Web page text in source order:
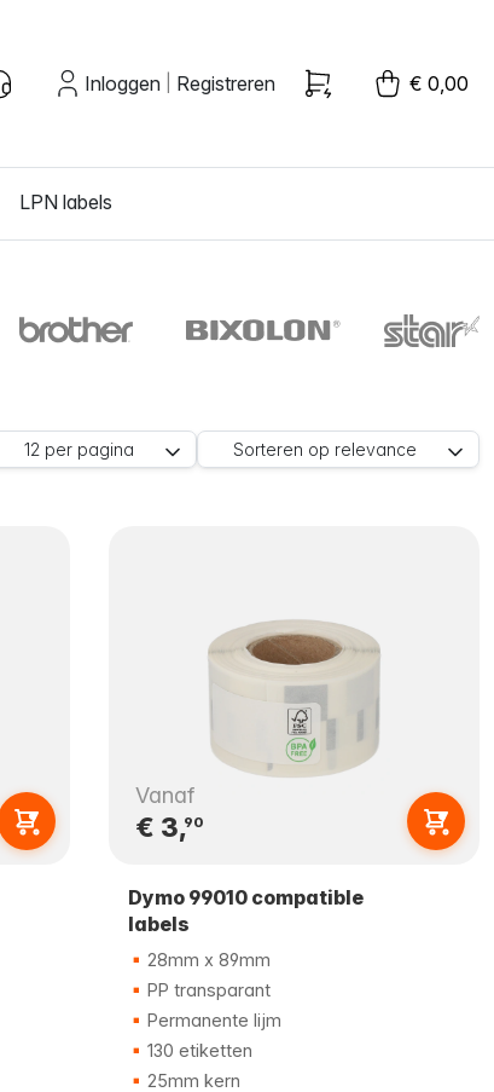
Inloggen Registreren € 0,00
LPN labels
12 per pagina Sorteren op relevance
Vanaf
€ 3,90
Dymo 99010 compatible
labels
28mm x 89mm
PP transparant
Permanente lijm
130 etiketten
25mm kern